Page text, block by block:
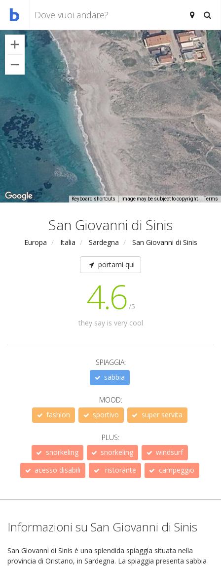
Keyboard shortcuts Image may be subject to copyright Terms
San Giovanni di Sinis
Europa Italia Sardegna San Giovanni di Sinis
portami qui
4.6 /5
they say is very cool
SPIAGGIA:
sabbia
MOOD:
fashion
sportivo super servita
PLUS:
snorkeling
snorkeling
windsurf
acesso disabili
ristorante campeggio
Informazioni su San Giovanni di Sinis
San Giovanni di Sinis è una splendida spiaggia situata nella
provincia di Oristano, in Sardegna. La spiaggia presenta sabbia